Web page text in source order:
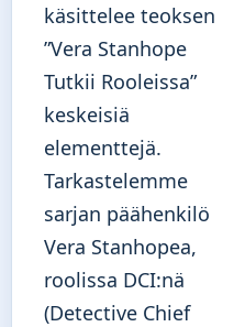
käsittelee teoksen
”Vera Stanhope
Tutkii Rooleissa”
keskeisiä
elementtejä.
Tarkastelemme
sarjan päähenkilö
Vera Stanhopea,
roolissa DCI:nä
(Detective Chief